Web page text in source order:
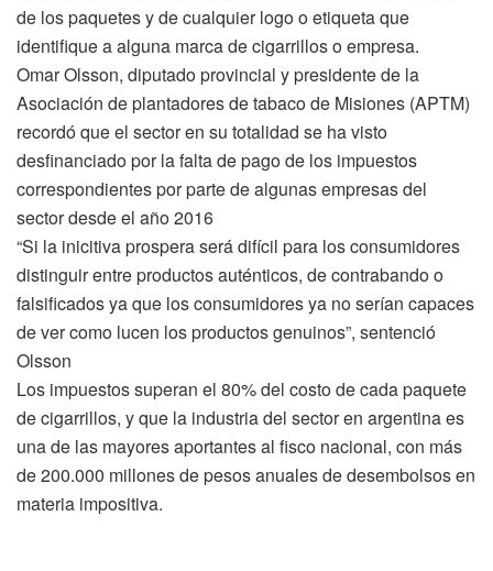
de los paquetes y de cualquier logo o etiqueta que
identifique a alguna marca de cigarrillos o empresa.
Omar Olsson, diputado provincial y presidente de la
Asociación de plantadores de tabaco de Misiones (APTM)
recordó que el sector en su totalidad se ha visto
desfinanciado por la falta de pago de los impuestos
correspondientes por parte de algunas empresas del
sector desde el año 2016
“Si la inicitiva prospera será difícil para los consumidores
distinguir entre productos auténticos, de contrabando o
falsificados ya que los consumidores ya no serían capaces
de ver como lucen los productos genuinos”, sentenció
Olsson
Los impuestos superan el 80% del costo de cada paquete
de cigarrillos, y que la industria del sector en argentina es
una de las mayores aportantes al fisco nacional, con más
de 200.000 millones de pesos anuales de desembolsos en
materia impositiva.